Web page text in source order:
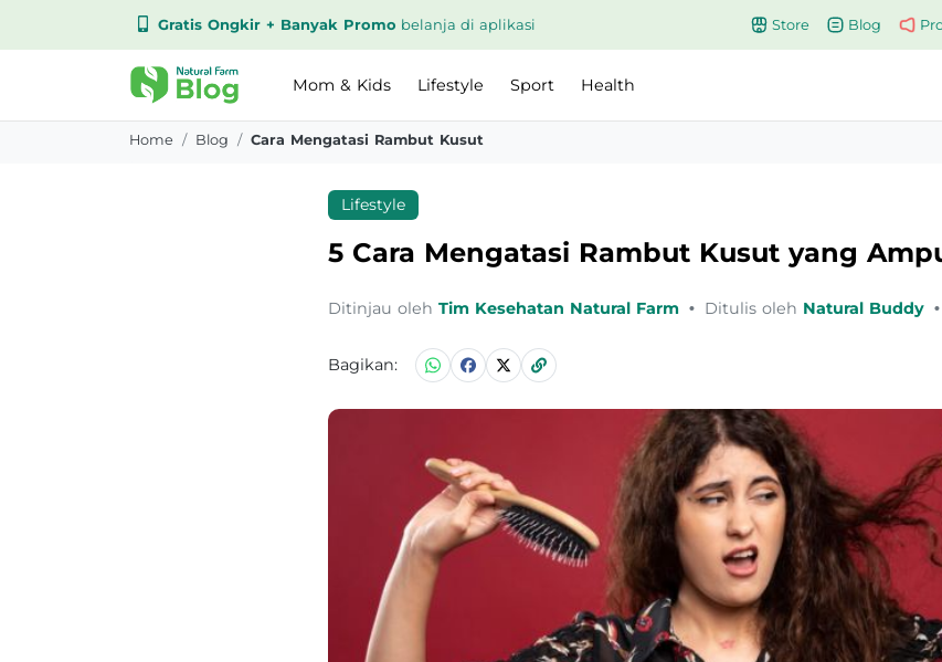
Gratis Ongkir + Banyak Promo belanja di aplikasi Store Blog
Mom & Kids Lifestyle Sport Health
Home Blog Cara Mengatasi Rambut Kusut
Lifestyle
5 Cara Mengatasi Rambut Kusut yang
Ditinjau oleh Tim Kesehatan Natural Farm • Ditulis oleh Natural Buddy •
Bagikan: